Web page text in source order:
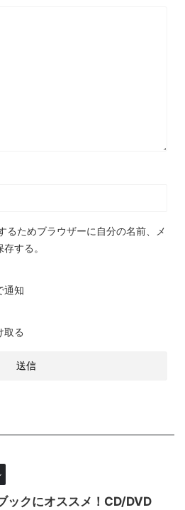
るためブラウザーに自分の名前、メ
する。
通知
取る
ックにオススメ！CD/DVD